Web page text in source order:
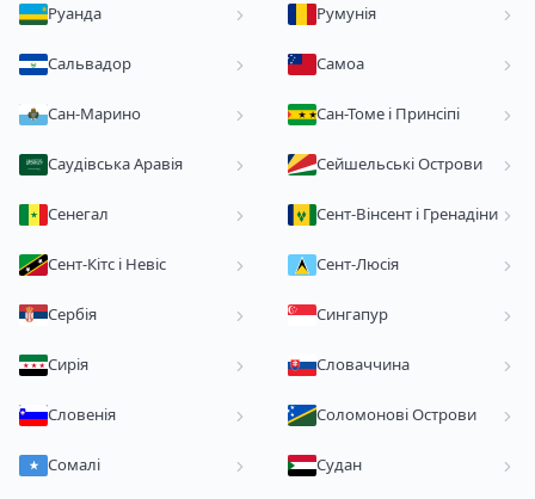
Руанда Румунія
Сальвадор Самоа
Сан-Марино Сан-Томе і Принсіпі
Саудівська Аравія Сейшельські Острови
Сенегал Сент-Вінсент і Гренадіни
Сент-Кітс і Невіс Сент-Люсія
Сербія Сингапур
Сирія Словаччина
Словенія Соломонові Острови
Сомалі Судан